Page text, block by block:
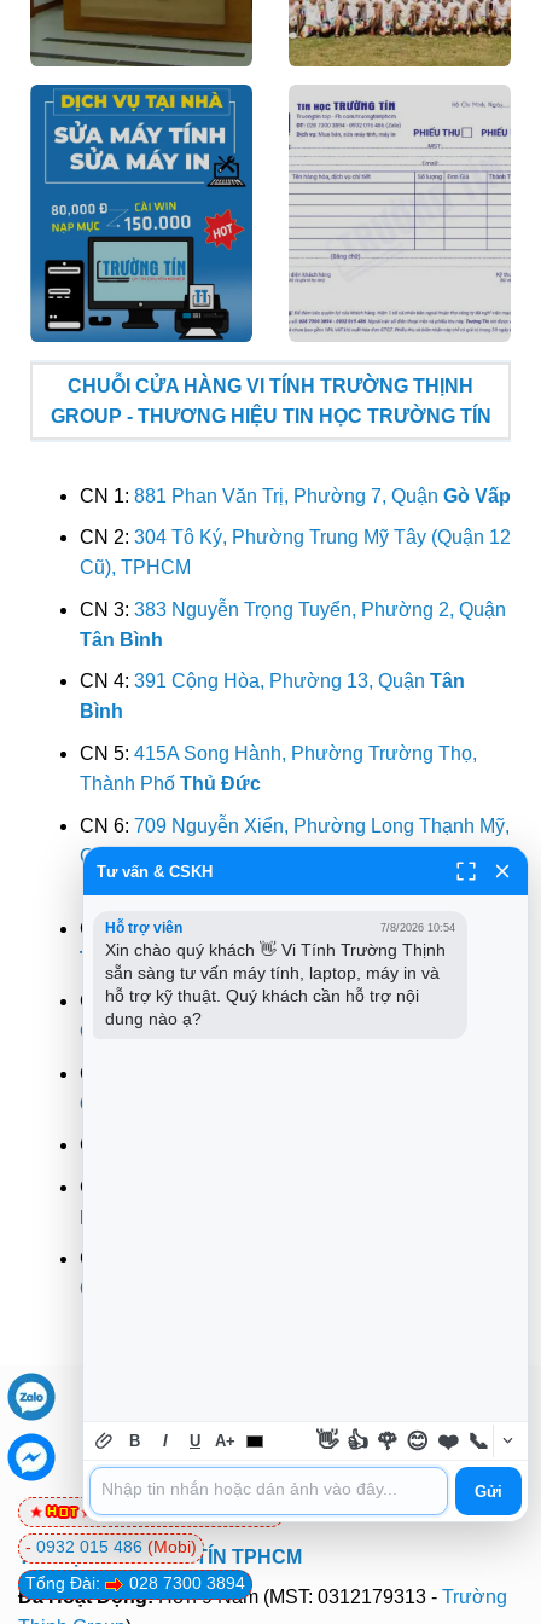
CHUỖI CỬA HÀNG VI TÍNH TRƯỜNG THỊNH
GROUP - THƯƠNG HIỆU TIN HỌC TRƯỜNG TÍN
CN 1: 881 Phan Văn Trị, Phường 7, Quận Gò Vấp
CN 2: 304 Tô Ký, Phường Trung Mỹ Tây (Quận 12
Cũ), TPHCM
CN 3: 383 Nguyễn Trọng Tuyển, Phường 2, Quận
Tân Bình
CN 4: 391 Cộng Hòa, Phường 13, Quận Tân
Bình
CN 5: 415A Song Hành, Phường Trường Thọ,
Thành Phố Thủ Đức
CN 6: 709 Nguyễn Xiển, Phường Long Thạnh Mỹ,
Quận
CN 7:264F Bạch Đằng, Phường 24, QuậnBình
Thạnh
CN 8:644 Lũy Bán Bích, Phường Tân Thành,
QuậnTân Phú
CN 9:
Quận 7
CN 10:
CN 11:
CN 12:
Quận
TIN HỌC TRƯỜNG TÍN TPHCM
Đã Hoạt Động:Hơn 9 Năm (MST: 0312179313 - Trường
Tổng Đài: 028 7300 3894
- 0932 015 486 (Mobi)
0981 81 32 72(Viettel)
Tư vấn & CSKH
Hỗ trợ viên 7/8/2026 10:54
Xin chào quý khách 👋 Vi Tính Trường Thịnh
sẵn sàng tư vấn máy tính, laptop, máy in và
hỗ trợ kỹ thuật. Quý khách cần hỗ trợ nội
dung nào ạ?
B I U A+ 👋 👍 🌹 😊 ❤️ 📞
Gửi